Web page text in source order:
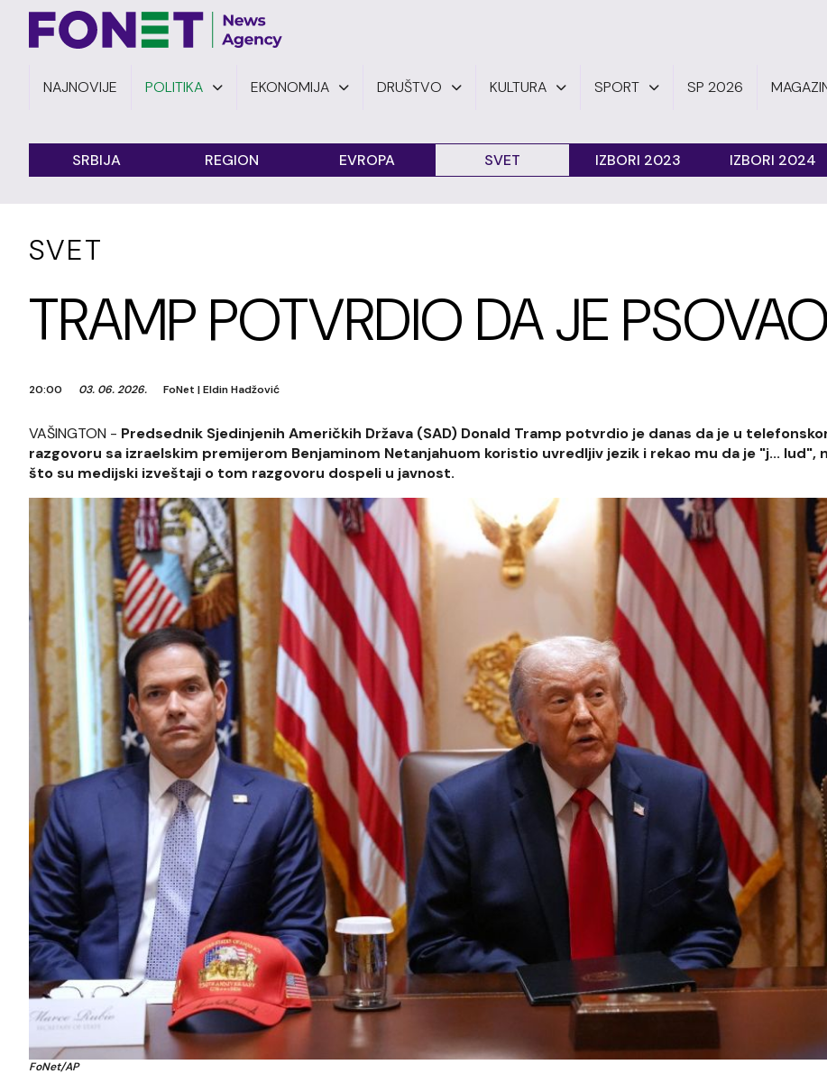
NAJNOVIJE POLITIKA EKONOMIJA DRUŠTVO KULTURA SPORT SP 2026
SRBIJA REGION EVROPA SVET IZBORI 2023 IZBORI 2024
SVET
TRAMP POTVRDIO DA JE PSOVAO
20:00 03. 06. 2026. FoNet |Eldin Hadžović
VAŠINGTON - Predsednik Sjedinjenih Američkih Država (SAD) Donald Tramp potvrdio je danas da je u
razgovoru sa izraelskim premijerom Benjaminom Netanjahuom koristio uvredljiv jezik i rekao mu da je "j... lud",
što su medijski izveštaji o tom razgovoru dospeli u javnost.
FoNet/AP